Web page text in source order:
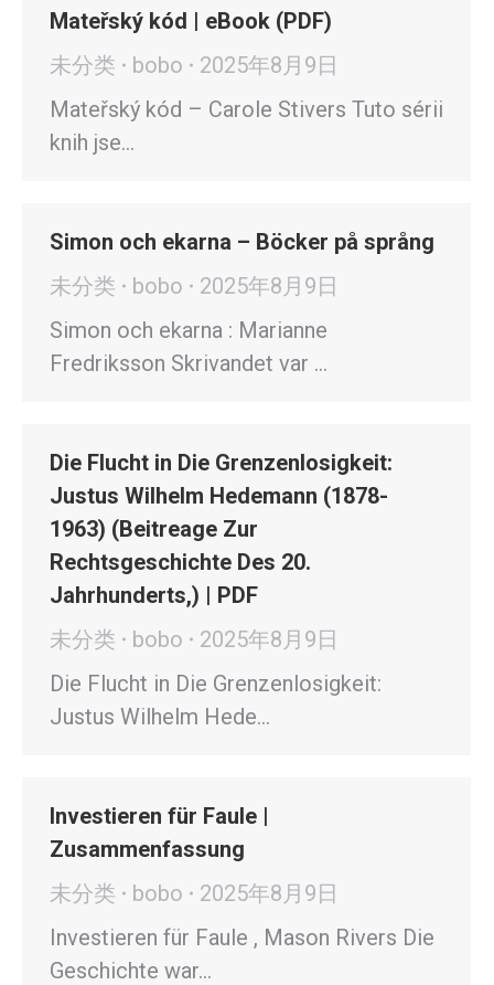
Mateřský kód | eBook (PDF)
未分类
bobo
2025年8月9日
Mateřský kód – Carole Stivers Tuto sérii
knih jse…
Simon och ekarna – Böcker på språng
未分类
bobo
2025年8月9日
Simon och ekarna : Marianne
Fredriksson Skrivandet var …
Die Flucht in Die Grenzenlosigkeit:
Justus Wilhelm Hedemann (1878-
1963) (Beitreage Zur
Rechtsgeschichte Des 20.
Jahrhunderts,) | PDF
未分类
bobo
2025年8月9日
Die Flucht in Die Grenzenlosigkeit:
Justus Wilhelm Hede…
Investieren für Faule |
Zusammenfassung
未分类
bobo
2025年8月9日
Investieren für Faule , Mason Rivers Die
Geschichte war…